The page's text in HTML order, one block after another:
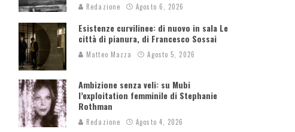
Redazione Agosto 6, 2026
Esistenze curvilinee: di nuovo in sala Le
città di pianura, di Francesco Sossai
Matteo Mazza Agosto 5, 2026
Ambizione senza veli: su Mubi
l’exploitation femminile di Stephanie
Rothman
Redazione Agosto 4, 2026